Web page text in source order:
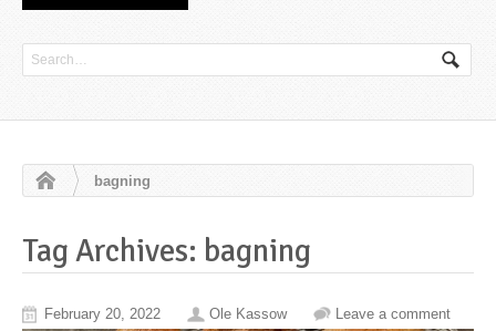
bagning
Tag Archives: bagning
February 20, 2022 Ole Kassow Leave a comment